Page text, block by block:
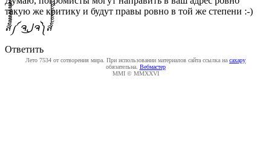
такую же критику и будут правы ровно в той же степени :-)
ส็็็็็็็็็็็็็็็็็็็็็็็็็༼ ຈل͜ຈ༽ส้้้้้้้้้้้้้้้้้้้้้้้
Ответить
Лето 7534 от сотворения мира. При использовании материалов сайта ссылка на caxapу
обязательна. Вебмастер
MMI © MMXXVI